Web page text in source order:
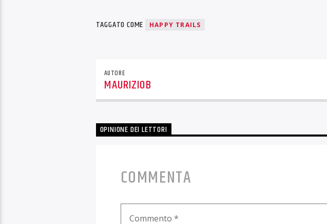
TAGGATO COME HAPPY TRAILS
AUTORE
MAURIZIOB
OPINIONE DEI LETTORI
COMMENTA